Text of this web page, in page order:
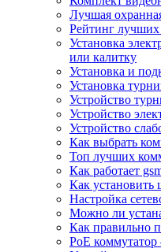
Лучшая
Рейтинг
Установка
или калитку
Установка и
Установка
Устройство
Устройство
Устройство
Как выбрать
Топ лучших
Как работает
Как установить
Настройка
Можно ли
Как правильно
PoE коммутатор